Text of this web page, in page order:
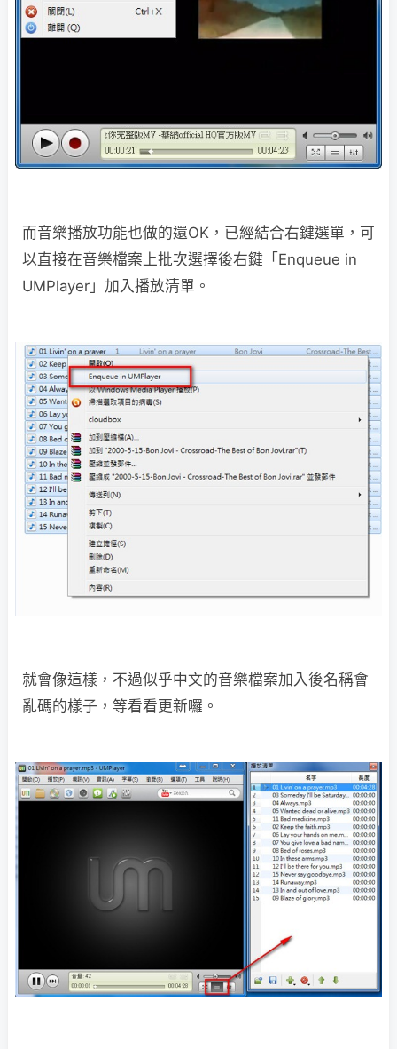
而音樂播放功能也做的還OK，已經結合右鍵選單，可
以直接在音樂檔案上批次選擇後右鍵「Enqueue in
UMPlayer」加入播放清單。
就會像這樣，不過似乎中文的音樂檔案加入後名稱會
亂碼的樣子，等看看更新囉。